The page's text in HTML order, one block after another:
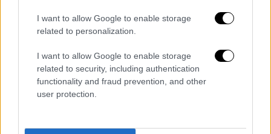
I want to allow Google to enable storage
related to personalization.
I want to allow Google to enable storage
related to security, including authentication
functionality and fraud prevention, and other
user protection.
που βρίσκεται στην πρώτη γραμμή της
χώρας, αλλά που πολλές φορές νιώθει
ξεχασμένος από το κράτος. Ένας τόπος που
βλέπει νέους ανθρώπους να φεύγουν, χωριά
να αδειάζουν και να ερημώνουν χρόνο με τον
χρόνο.
Ο Έβρος δεν είναι μόνο το ακριτικό σύνορο